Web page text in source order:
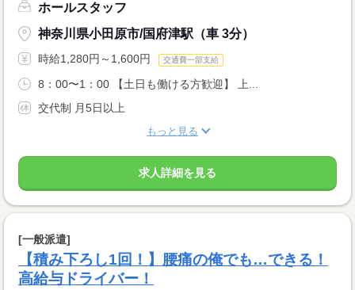
ホールスタッフ
神奈川県小田原市/国府津駅（車 3分）
時給1,280円～1,600円 交通費一部支給
8：00〜1：00 【土日も働ける方歓迎】 上...
交代制 月5日以上
もっと見る
求人詳細を見る
[一般派遣]
【積み下ろし1回！】腰痛の俺でも…できる！
高給与ドライバー！